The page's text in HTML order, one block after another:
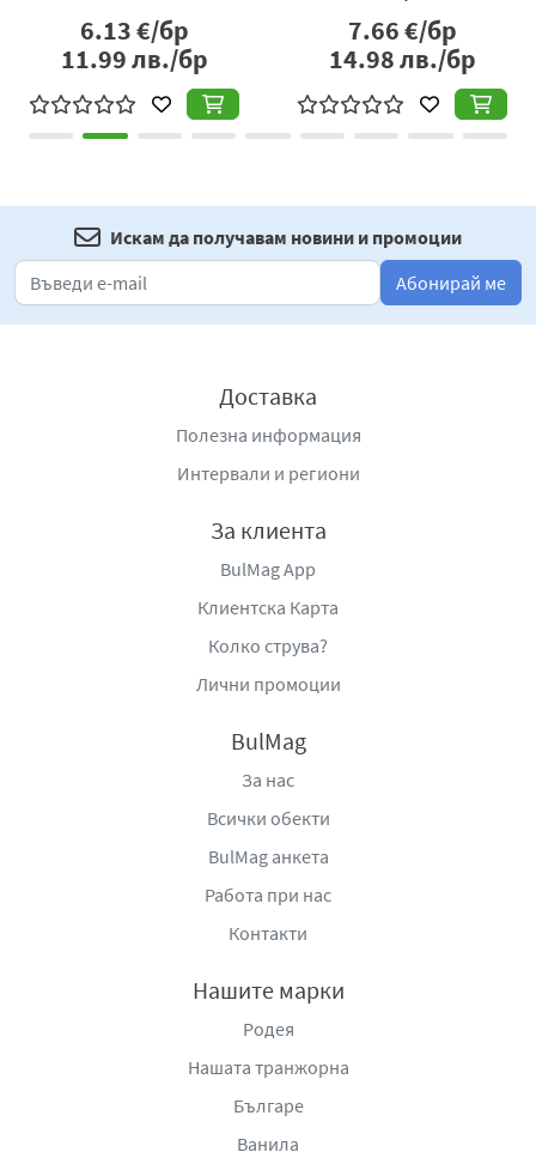
6.13€/бр
11.99лв./бр
7.66€/бр
14.98лв./бр
Искам да получавам новини и промоции
Абонирай ме
Доставка
Полезна информация
Интервали и региони
За клиента
BulMag App
Клиентска Карта
Колко струва?
Лични промоции
BulMag
За нас
Всички обекти
BulMag анкета
Работа при нас
Контакти
Нашите марки
Родея
Нашата транжорна
Българе
Ванила